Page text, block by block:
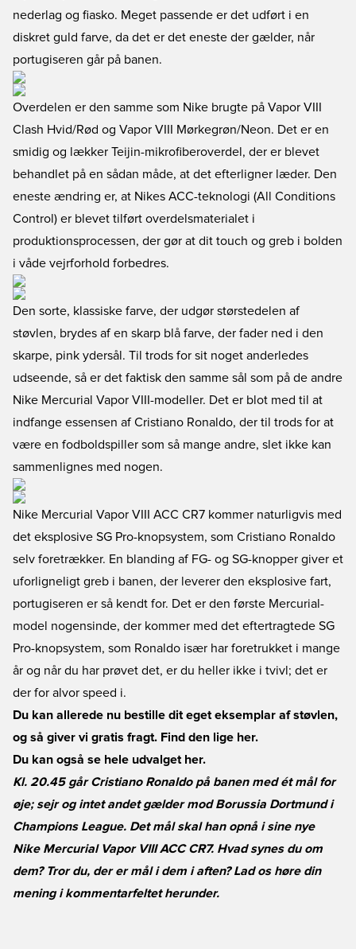
nederlag og fiasko. Meget passende er det udført i en
diskret guld farve, da det er det eneste der gælder, når
portugiseren går på banen.
Overdelen er den samme som Nike brugte på Vapor VIII
Clash Hvid/Rød og Vapor VIII Mørkegrøn/Neon. Det er en
smidig og lækker Teijin-mikrofiberoverdel, der er blevet
behandlet på en sådan måde, at det efterligner læder. Den
eneste ændring er, at Nikes ACC-teknologi (All Conditions
Control) er blevet tilført overdelsmaterialet i
produktionsprocessen, der gør at dit touch og greb i bolden
i våde vejrforhold forbedres.
Den sorte, klassiske farve, der udgør størstedelen af
støvlen, brydes af en skarp blå farve, der fader ned i den
skarpe, pink ydersål. Til trods for sit noget anderledes
udseende, så er det faktisk den samme sål som på de andre
Nike Mercurial Vapor VIII-modeller. Det er blot med til at
indfange essensen af Cristiano Ronaldo, der til trods for at
være en fodboldspiller som så mange andre, slet ikke kan
sammenlignes med nogen.
Nike Mercurial Vapor VIII ACC CR7 kommer naturligvis med
det eksplosive SG Pro-knopsystem, som Cristiano Ronaldo
selv foretrækker. En blanding af FG- og SG-knopper giver et
uforligneligt greb i banen, der leverer den eksplosive fart,
portugiseren er så kendt for. Det er den første Mercurial-
model nogensinde, der kommer med det eftertragtede SG
Pro-knopsystem, som Ronaldo især har foretrukket i mange
år og når du har prøvet det, er du heller ikke i tvivl; det er
der for alvor speed i.
Du kan allerede nu bestille dit eget eksemplar af støvlen,
og så giver vi gratis fragt. Find den lige her.
Du kan også se hele udvalget her.
Kl. 20.45 går Cristiano Ronaldo på banen med ét mål for
øje; sejr og intet andet gælder mod Borussia Dortmund i
Champions League. Det mål skal han opnå i sine nye
Nike Mercurial Vapor VIII ACC CR7. Hvad synes du om
dem? Tror du, der er mål i dem i aften? Lad os høre din
mening i kommentarfeltet herunder.